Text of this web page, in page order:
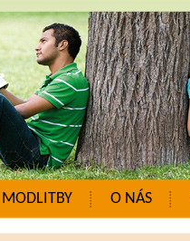
MODLITBY O NÁS